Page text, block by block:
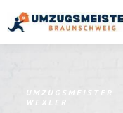
UMZUGSMEISTER
WEXLER